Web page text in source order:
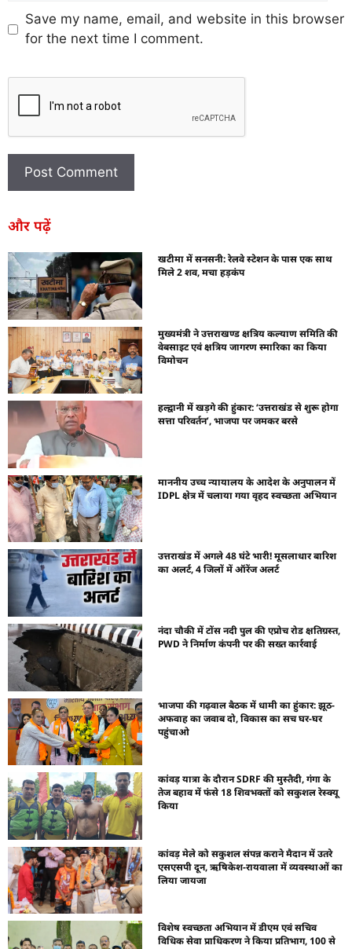
Save my name, email, and website in this browser
for the next time I comment.
और पढ़ें
खटीमा में सनसनी: रेलवे स्टेशन के पास एक साथ
मिले 2 शव, मचा हड़कंप
मुख्यमंत्री ने उत्तराखण्ड क्षत्रिय कल्याण समिति की
वेबसाइट एवं क्षत्रिय जागरण स्मारिका का किया
विमोचन
हल्द्वानी में खड़गे की हुंकार: ‘उत्तराखंड से शुरू होगा
सत्ता परिवर्तन’, भाजपा पर जमकर बरसे
माननीय उच्च न्यायालय के आदेश के अनुपालन में
IDPL क्षेत्र में चलाया गया वृहद स्वच्छता अभियान
उत्तराखंड में अगले 48 घंटे भारी! मूसलाधार बारिश
का अलर्ट, 4 जिलों में ऑरेंज अलर्ट
नंदा चौकी में टोंस नदी पुल की एप्रोच रोड क्षतिग्रस्त,
PWD ने निर्माण कंपनी पर की सख्त कार्रवाई
भाजपा की गढ़वाल बैठक में धामी का हुंकार: झूठ-
अफवाह का जवाब दो, विकास का सच घर-घर
पहुंचाओ
कांवड़ यात्रा के दौरान SDRF की मुस्तैदी, गंगा के
तेज बहाव में फंसे 18 शिवभक्तों को सकुशल रेस्क्यू
किया
कांवड़ मेले को सकुशल संपन्न कराने मैदान में उतरे
एसएसपी दून, ऋषिकेश-रायवाला में व्यवस्थाओं का
लिया जायजा
विशेष स्वच्छता अभियान में डीएम एवं सचिव
विधिक सेवा प्राधिकरण ने किया प्रतिभाग, 100 से